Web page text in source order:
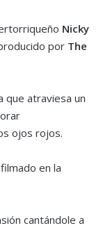
Nicky
por The
que atraviesa un
ojos rojos.
en la
cantándole a